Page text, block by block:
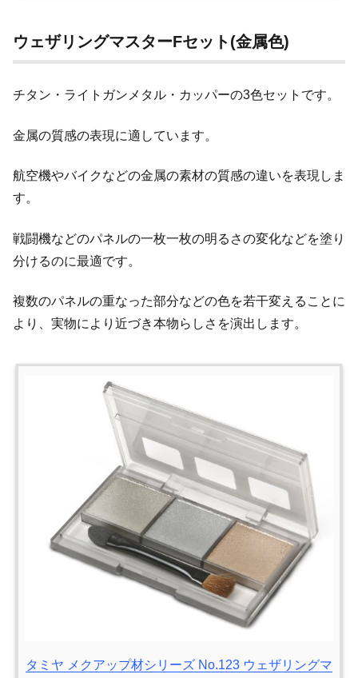
ウェザリングマスターFセット(金属色)
チタン・ライトガンメタル・カッパーの3色セットです。
金属の質感の表現に適しています。
航空機やバイクなどの金属の素材の質感の違いを表現しま
す。
戦闘機などのパネルの一枚一枚の明るさの変化などを塗り
分けるのに最適です。
複数のパネルの重なった部分などの色を若干変えることに
より、実物により近づき本物らしさを演出します。
タミヤ メクアップ材シリーズ No.123 ウェザリングマ